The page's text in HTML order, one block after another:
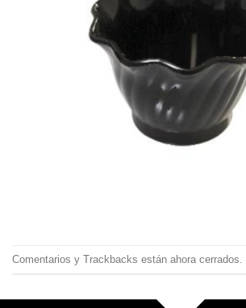
Comentarios y Trackbacks están ahora cerrados.